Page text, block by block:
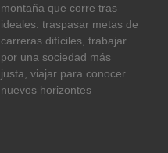
montaña que corre tras
ideales: traspasar metas de
carreras difíciles, trabajar
por una sociedad más
justa, viajar para conocer
nuevos horizontes